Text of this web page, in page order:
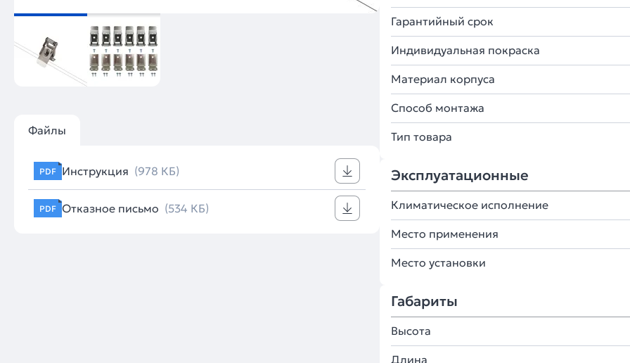
Файлы
PDF Инструкция (978 КБ)
PDF Отказное письмо (534 КБ)
Гарантийный срок
Индивидуальная покраска
Материал корпуса
Способ монтажа
Тип товара
Эксплуатационные
Климатическое исполнение
Место применения
Место установки
Габариты
Высота
Длина